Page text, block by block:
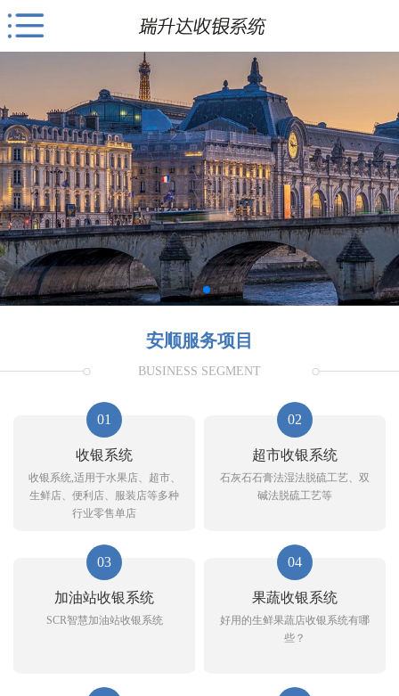
安顺服务项目
BUSINESS SEGMENT
01
收银系统
收银系统,适用于水果店、超市、
生鲜店、便利店、服装店等多种
行业零售单店
02
超市收银系统
石灰石石膏法湿法脱硫工艺、双
碱法脱硫工艺等
03
加油站收银系统
SCR智慧加油站收银系统
04
果蔬收银系统
好用的生鲜果蔬店收银系统有哪
些？